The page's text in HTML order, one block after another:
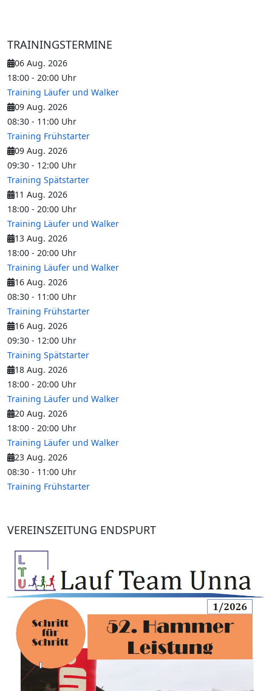
TRAININGSTERMINE
06 Aug. 2026
18:00 - 20:00 Uhr
Training Läufer und Walker
09 Aug. 2026
08:30 - 11:00 Uhr
Training Frühstarter
09 Aug. 2026
09:30 - 12:00 Uhr
Training Spätstarter
11 Aug. 2026
18:00 - 20:00 Uhr
Training Läufer und Walker
13 Aug. 2026
18:00 - 20:00 Uhr
Training Läufer und Walker
16 Aug. 2026
08:30 - 11:00 Uhr
Training Frühstarter
16 Aug. 2026
09:30 - 12:00 Uhr
Training Spätstarter
18 Aug. 2026
18:00 - 20:00 Uhr
Training Läufer und Walker
20 Aug. 2026
18:00 - 20:00 Uhr
Training Läufer und Walker
23 Aug. 2026
08:30 - 11:00 Uhr
Training Frühstarter
VEREINSZEITUNG ENDSPURT